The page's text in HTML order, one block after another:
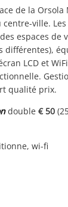
de la Orsola
ville.
espaces de
différentes),
LCD et
qualité prix.
double€ 50
wi-fi